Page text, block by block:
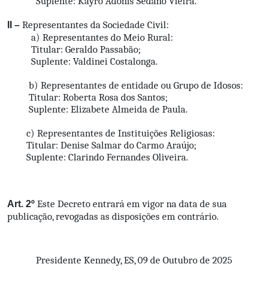
II – Representantes da Sociedade Civil:
a) Representantes do Meio Rural:
Titular: Geraldo Passabão;
Suplente: Valdinei Costalonga.
b) Representantes de entidade ou Grupo de Idosos:
Titular: Roberta Rosa dos Santos;
Suplente: Elizabete Almeida de Paula.
c) Representantes de Instituições Religiosas:
Titular: Denise Salmar do Carmo Araújo;
Suplente: Clarindo Fernandes Oliveira.
Art. 2º Este Decreto entrará em vigor na data de sua
publicação, revogadas as disposições em contrário.
Presidente Kennedy, ES, 09 de Outubro de 2025